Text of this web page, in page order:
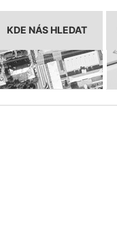
KDE NÁS HLEDAT